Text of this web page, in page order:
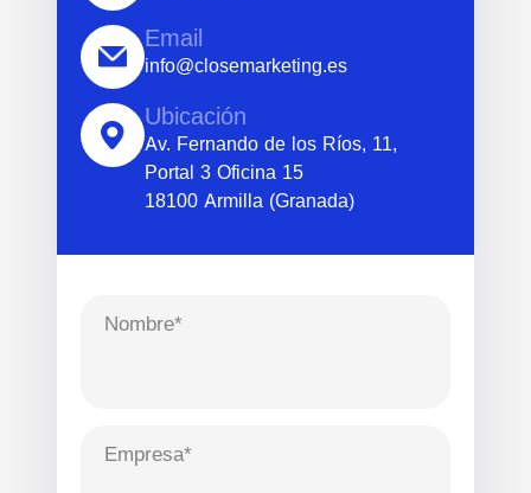
Email
info@closemarketing.es
Ubicación
Av. Fernando de los Ríos, 11,
Portal 3 Oficina 15
18100 Armilla (Granada)
Nombre*
Empresa*